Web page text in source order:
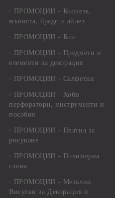
ПРОМОЦИИ - Копчета,
мъниста, брадс и айлет
ПРОМОЦИИ - Бои
ПРОМОЦИИ - Предмети и
елементи за декорация
ПРОМОЦИИ - Салфетки
ПРОМОЦИИ - Хоби
перфоратори, инструменти и
пособия
ПРОМОЦИИ - Платна за
рисуване
ПРОМОЦИИ - Полимерна
глина
ПРОМОЦИИ - Метални
Висулки за Декорация и